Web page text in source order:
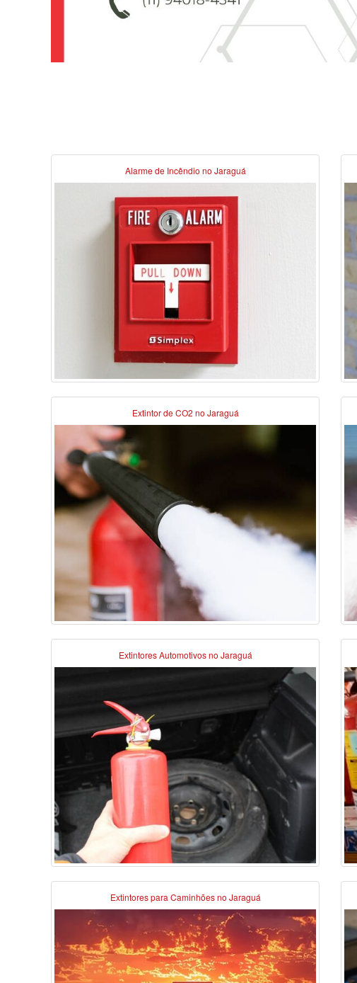
Alarme de Incêndio no Jaraguá
Extintor de CO2 no Jaraguá
Extintores Automotivos no Jaraguá
Extintores para Caminhões no Jaraguá